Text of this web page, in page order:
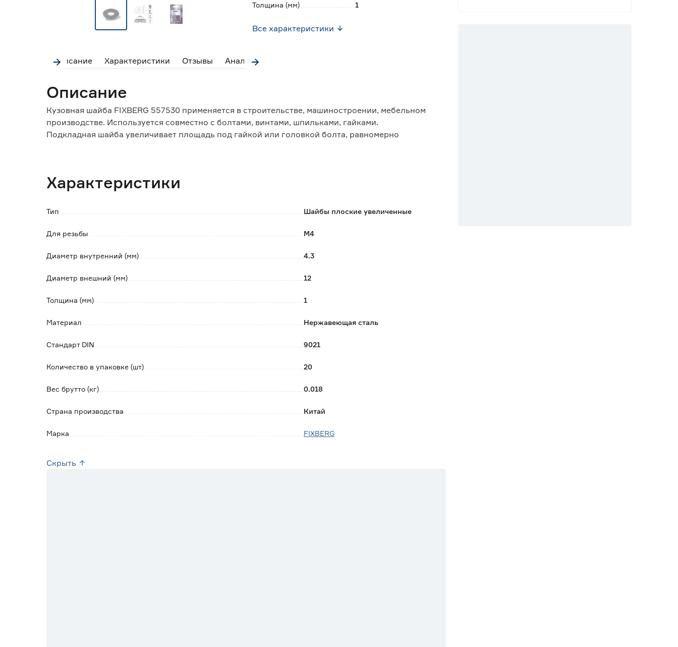
Толщина (мм) 1
Все характеристики
Описание Характеристики Отзывы Аналоги
Описание
Кузовная шайба FIXBERG 557530 применяется в строительстве, машиностроении, мебельном
производстве. Используется совместно с болтами, винтами, шпильками, гайками.
Подкладная шайба увеличивает площадь под гайкой или головкой болта, равномерно
превышающими требуемые по стандарту размеры.
Характеристики
Тип Шайбы плоские увеличенные
Для резьбы М4
Диаметр внутренний (мм) 4.3
Диаметр внешний (мм) 12
Толщина (мм) 1
Материал Нержавеющая сталь
Стандарт DIN 9021
Количество в упаковке (шт) 20
Вес брутто (кг) 0.018
Страна производства Китай
Марка FIXBERG
Скрыть